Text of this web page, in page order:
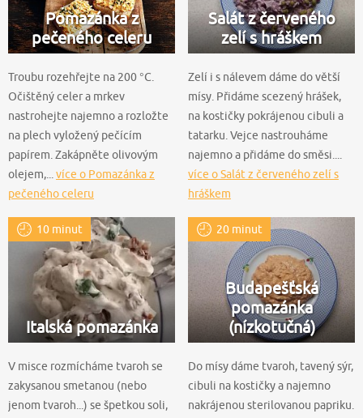
Pomazánka z
pečeného celeru
Troubu rozehřejte na 200 °C.
Očištěný celer a mrkev
nastrohejte najemno a rozložte
na plech vyložený pečícím
papírem. Zakápněte olivovým
olejem,...více o Pomazánka z
pečeného celeru
Salát z červeného
zelí s hráškem
Zelí i s nálevem dáme do větší
mísy. Přidáme scezený hrášek,
na kostičky pokrájenou cibuli a
tatarku. Vejce nastrouháme
najemno a přidáme do směsi....
více o Salát z červeného zelí s
hráškem
10 minut
Italská pomazánka
V misce rozmícháme tvaroh se
zakysanou smetanou (nebo
jenom tvaroh...) se špetkou soli,
20 minut
Budapešťská
pomazánka
(nízkotučná)
Do mísy dáme tvaroh, tavený sýr,
cibuli na kostičky a najemno
nakrájenou sterilovanou papriku.